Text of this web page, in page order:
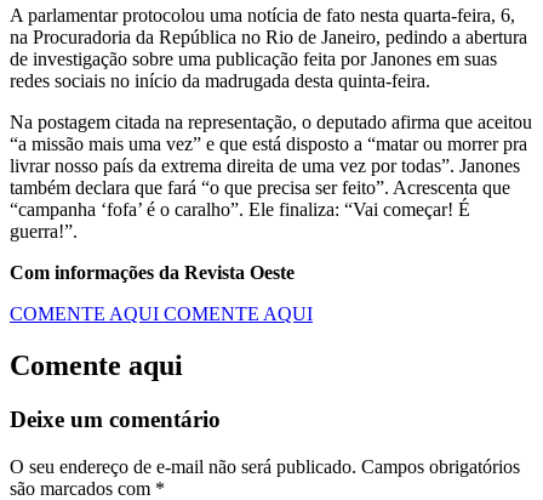
A parlamentar protocolou uma notícia de fato nesta quarta-feira, 6,
na Procuradoria da República no Rio de Janeiro, pedindo a abertura
de investigação sobre uma publicação feita por Janones em suas
redes sociais no início da madrugada desta quinta-feira.
Na postagem citada na representação, o deputado afirma que aceitou
“a missão mais uma vez” e que está disposto a “matar ou morrer pra
livrar nosso país da extrema direita de uma vez por todas”. Janones
também declara que fará “o que precisa ser feito”. Acrescenta que
“campanha ‘fofa’ é o caralho”. Ele finaliza: “Vai começar! É
guerra!”.
Com informações da Revista Oeste
COMENTE AQUI COMENTE AQUI
Comente aqui
Deixe um comentário
O seu endereço de e-mail não será publicado. Campos obrigatórios
são marcados com *